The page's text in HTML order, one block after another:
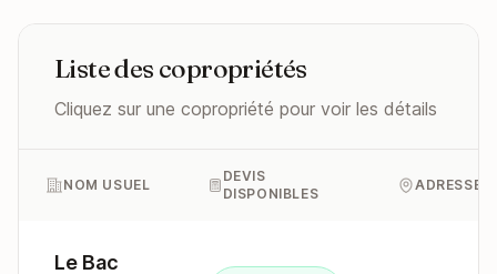
Liste des copropriétés
Cliquez sur une copropriété pour voir les détails
NOM USUEL
DEVIS
DISPONIBLES
ADRESSE
Le Bac